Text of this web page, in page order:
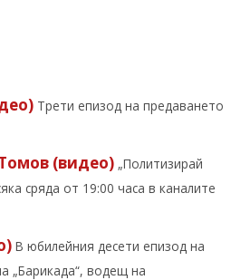
Трети епизод на предаването
(видео) „Политизирай
сряда от 19:00 часа в каналите
В юбилейния десети епизод на
„Барикада“, водещ на